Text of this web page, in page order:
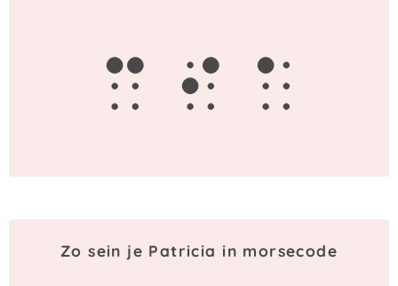
c i a
Zo sein je Patricia in morsecode